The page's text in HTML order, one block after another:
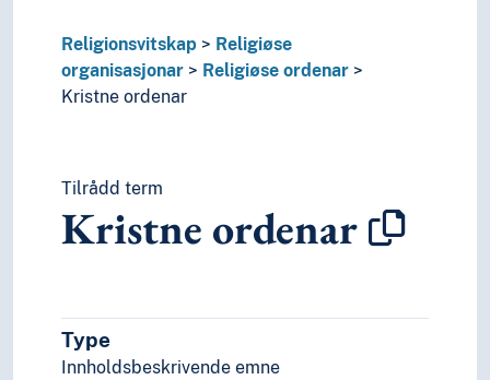
Religionsvitskap
Religiøse
organisasjonar
Religiøse ordenar
Kristne ordenar
Tilrådd term
Kristne ordenar
Type
Innholdsbeskrivende emne